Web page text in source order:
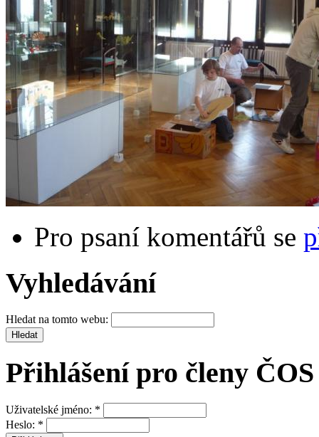
Pro psaní komentářů se
Vyhledávání
Hledat na tomto webu:
Přihlášení pro členy ČOS
Uživatelské jméno: *
Heslo: *